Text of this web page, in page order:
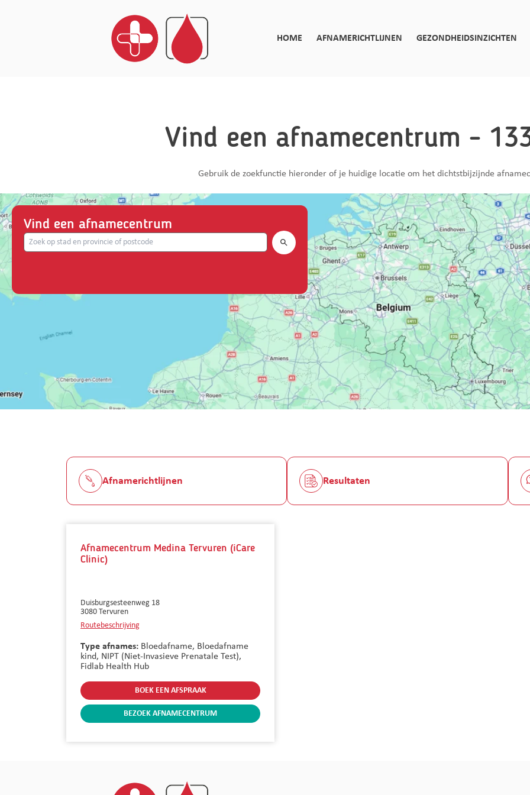
HOME AFNAMERICHTLIJNEN GEZONDHEIDSINZICHTEN
Contact
Vind een afnamecentrum -
Gebruik de zoekfunctie hieronder of je huidige locatie om het dichtstbijzijnde
Vind een afnamecentrum
Search.
Afnamerichtlijnen Resultaten
Afnamecentrum Medina Tervuren (iCare
Clinic)
Duisburgsesteenweg 18
3080 Tervuren
Routebeschrijving
Type afnames: Bloedafname, Bloedafname
kind, NIPT (Niet-Invasieve Prenatale Test),
Fidlab Health Hub
BOEK EEN AFSPRAAK
BEZOEK AFNAMECENTRUM